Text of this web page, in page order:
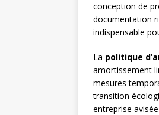
conception de
documentation
indispensable
La politique
amortissement
mesures
transition
entreprise